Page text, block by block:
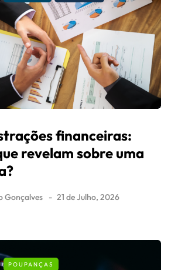
financeiras:
revelam sobre uma
Gonçalves 21 de Julho, 2026
POUPANÇAS